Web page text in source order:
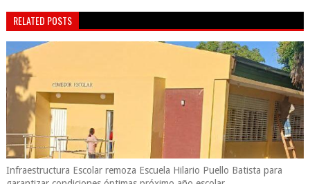
RELATED POSTS
Infraestructura Escolar remoza Escuela Hilario Puello Batista para